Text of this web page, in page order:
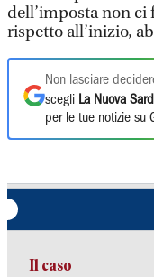
dell’imposta non ci
rispetto all’inizio,
Non lasciare
scegli La Nuova
per le tue notizie su
Il caso